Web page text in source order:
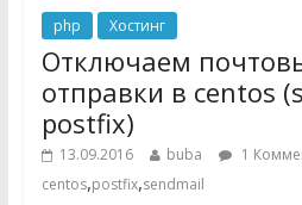
php Хостинг
Отключаем
отправки в centos
postfix)
13.09.2016 buba
1
centos,postfix,sendmail